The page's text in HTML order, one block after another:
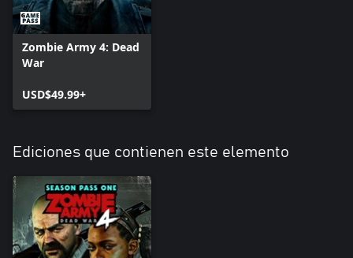
Zombie Army 4: Dead
War
USD$49.99+
Ediciones que contienen este elemento